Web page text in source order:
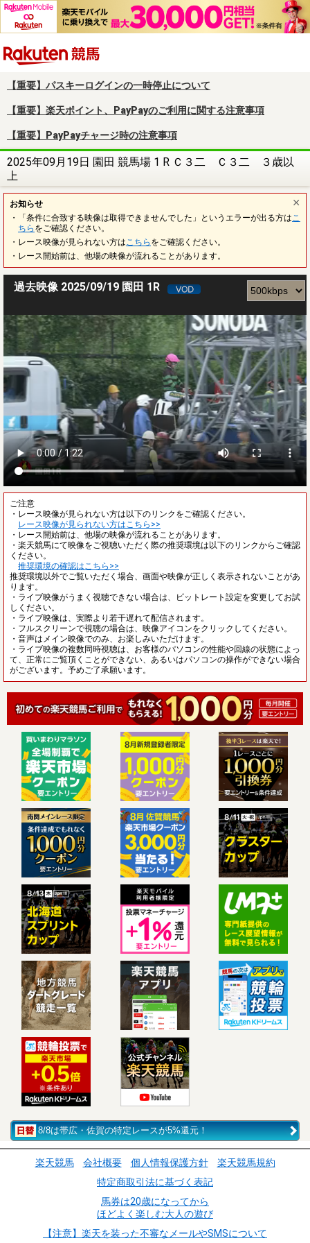
【重要】パスキーログインの一時停止について
【重要】楽天ポイント、PayPayのご利用に関する注意事項
【重要】PayPayチャージ時の注意事項
2025年09月19日 園田 競馬場 1 R Ｃ３二 Ｃ３二 ３歳以
上
お知らせ
・「条件に合致する映像は取得できませんでした」というエラーが出る方は こ
ちら をご確認ください。
・レース映像が見られない方は こちら をご確認ください。
・レース開始前は、他場の映像が流れることがあります。
過去映像 2025/09/19 園田 1R
ご注意
・レース映像が見られない方は以下のリンクをご確認ください。
レース映像が見られない方はこちら>>
・レース開始前は、他場の映像が流れることがあります。
・楽天競馬にて映像をご視聴いただく際の推奨環境は以下のリンクからご確認
ください。
推奨環境の確認はこちら>>
推奨環境以外でご覧いただく場合、画面や映像が正しく表示されないことがあ
ります。
・ライブ映像がうまく視聴できない場合は、ビットレート設定を変更してお試
しください。
・ライブ映像は、実際より若干遅れて配信されます。
・フルスクリーンで視聴の場合は、映像アイコンをクリックしてください。
・音声はメイン映像でのみ、お楽しみいただけます。
・ライブ映像の複数同時視聴は、お客様のパソコンの性能や回線の状態によっ
て、正常にご覧頂くことができない、あるいはパソコンの操作ができない場合
がございます。予めご了承願います。
8/8は帯広・佐賀の特定レースが5%還元！
楽天競馬 会社概要 個人情報保護方針
楽天競馬規約
特定商取引法に基づく表記
馬券は20歳になってから
ほどよく楽しむ大人の遊び
【注意】楽天を装った不審なメールやSMSについて